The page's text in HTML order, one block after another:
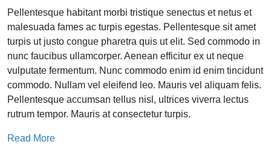
Pellentesque habitant morbi tristique senectus et netus et
malesuada fames ac turpis egestas. Pellentesque sit amet
turpis ut justo congue pharetra quis ut elit. Sed commodo in
nunc faucibus ullamcorper. Aenean efficitur ex ut neque
vulputate fermentum. Nunc commodo enim id enim tincidunt
commodo. Nullam vel eleifend leo. Mauris vel aliquam felis.
Pellentesque accumsan tellus nisl, ultrices viverra lectus
rutrum tempor. Mauris at consectetur turpis.
Read More